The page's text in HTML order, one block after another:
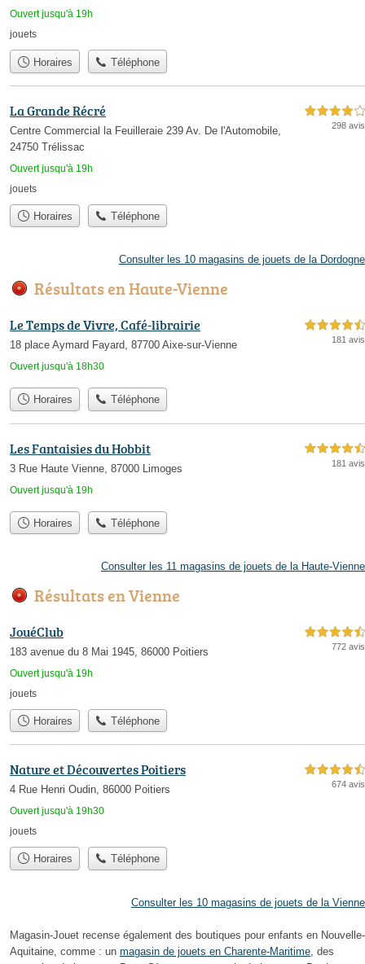
Ouvert jusqu'à 19h
jouets
Horaires Téléphone
La Grande Récré
Centre Commercial la Feuilleraie 239 Av. De l'Automobile,
24750 Trélissac
Ouvert jusqu'à 19h
4,0 étoiles sur 5
298 avis
jouets
Horaires Téléphone
Consulter les 10 magasins de jouets de la Dordogne
Résultats en Haute-Vienne
Le Temps de Vivre, Café-librairie
18 place Aymard Fayard, 87700 Aixe-sur-Vienne
Ouvert jusqu'à 18h30
4,5 étoiles sur 5
181 avis
Horaires Téléphone
Les Fantaisies du Hobbit
3 Rue Haute Vienne, 87000 Limoges
Ouvert jusqu'à 19h
4,5 étoiles sur 5
181 avis
Horaires Téléphone
Consulter les 11 magasins de jouets de la Haute-Vienne
Résultats en Vienne
JouéClub
183 avenue du 8 Mai 1945, 86000 Poitiers
Ouvert jusqu'à 19h
4,5 étoiles sur 5
772 avis
jouets
Horaires Téléphone
Nature et Découvertes Poitiers
4 Rue Henri Oudin, 86000 Poitiers
Ouvert jusqu'à 19h30
4,5 étoiles sur 5
674 avis
jouets
Horaires Téléphone
Consulter les 10 magasins de jouets de la Vienne
Magasin-Jouet recense également des boutiques pour enfants en Nouvelle-
Aquitaine, comme : un magasin de jouets en Charente-Maritime , des